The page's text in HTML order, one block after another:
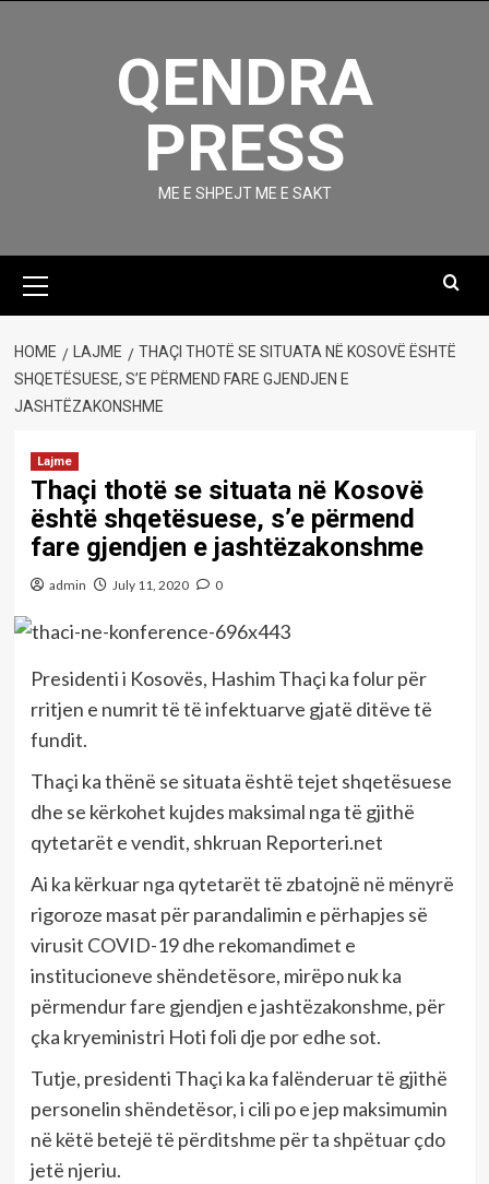
QENDRA
PRESS
ME E SHPEJT ME E SAKT
Menu
HOME LAJME
THAÇI THOTË SE SITUATA NË KOSOVË ËSHTË
SHQETËSUESE, S’E PËRMEND FARE GJENDJEN E
JASHTËZAKONSHME
Lajme
Thaçi thotë se situata në Kosovë
është shqetësuese, s’e përmend
fare gjendjen e jashtëzakonshme
admin July 11, 2020 0
Presidenti i Kosovës, Hashim Thaçi ka folur për
rritjen e numrit të të infektuarve gjatë ditëve të
fundit.
Thaçi ka thënë se situata është tejet shqetësuese
dhe se kërkohet kujdes maksimal nga të gjithë
qytetarët e vendit, shkruan Reporteri.net
Ai ka kërkuar nga qytetarët të zbatojnë në mënyrë
rigoroze masat për parandalimin e përhapjes së
virusit COVID-19 dhe rekomandimet e
institucioneve shëndetësore, mirëpo nuk ka
përmendur fare gjendjen e jashtëzakonshme, për
çka kryeministri Hoti foli dje por edhe sot.
Tutje, presidenti Thaçi ka ka falënderuar të gjithë
personelin shëndetësor, i cili po e jep maksimumin
në këtë betejë të përditshme për ta shpëtuar çdo
jetë njeriu.